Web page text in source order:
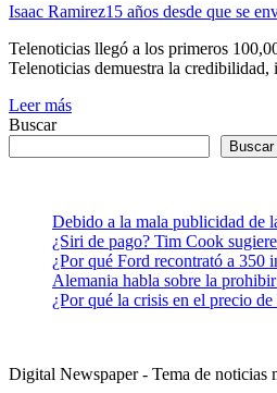
Isaac Ramirez15 años desde que se
Telenoticias llegó a los primeros
Telenoticias demuestra la
Leer más
Buscar
Buscar
Debido a la mala publicidad de
¿Siri de pago? Tim Cook
¿Por qué Ford recontrató a 350
Alemania habla sobre la
¿Por qué la crisis en el precio
Digital Newspaper - Tema de noticias